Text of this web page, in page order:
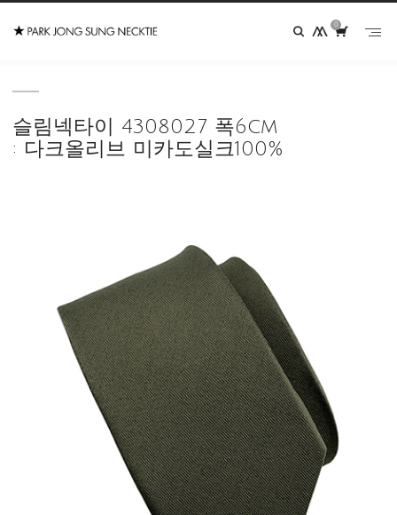
0
슬림넥타이 4308027 폭6cm
: 다크올리브 미카도실크100%